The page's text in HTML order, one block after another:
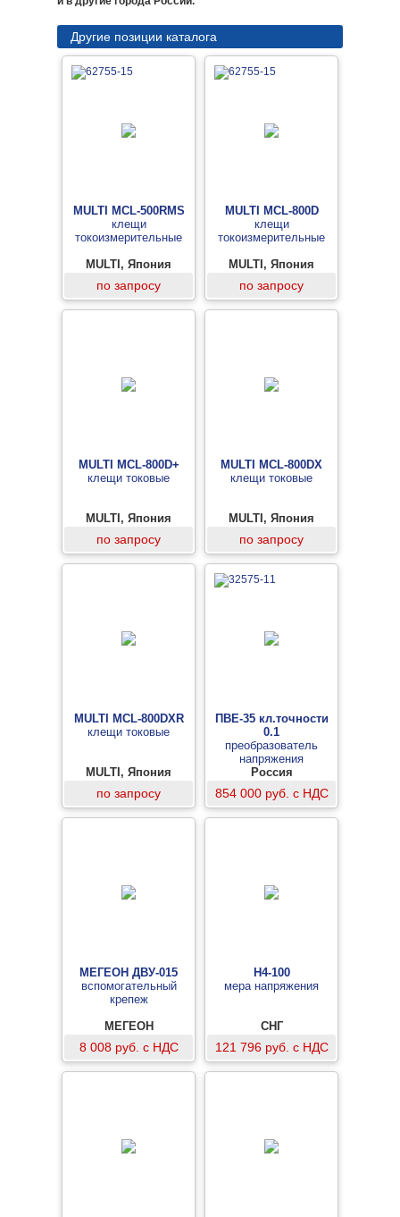
Другие позиции каталога
MULTI MCL-500RMS
клещи
токоизмерительные
MULTI, Япония
по запросу
MULTI MCL-800D
клещи
токоизмерительные
MULTI, Япония
по запросу
MULTI MCL-800D+
клещи токовые
MULTI, Япония
по запросу
MULTI MCL-800DX
клещи токовые
MULTI, Япония
по запросу
MULTI MCL-800DXR
клещи токовые
MULTI, Япония
по запросу
ПВЕ-35 кл.точности
0.1
преобразователь
напряжения
высоковольтный
емкостной
Россия
854 000 руб. с НДС
МЕГЕОН ДВУ-015
вспомогательный
крепеж
МЕГЕОН
8 008 руб. с НДС
Н4-100
мера напряжения
СНГ
121 796 руб. с НДС